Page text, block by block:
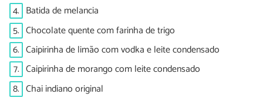
4. Batida de melancia
5. Chocolate quente com farinha de trigo
6. Caipirinha de limão com vodka e leite condensado
7. Caipirinha de morango com leite condensado
8. Chai indiano original